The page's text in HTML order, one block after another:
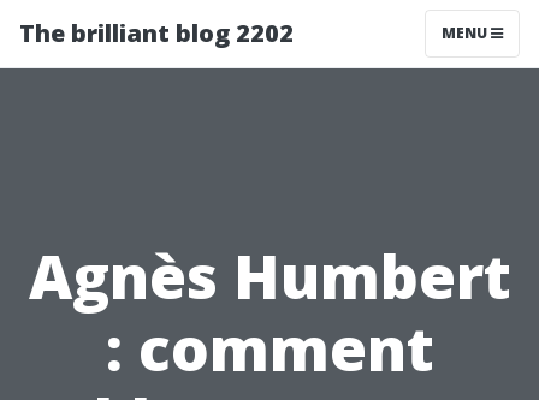
The brilliant blog 2202 MENU
Agnès Humbert
: comment